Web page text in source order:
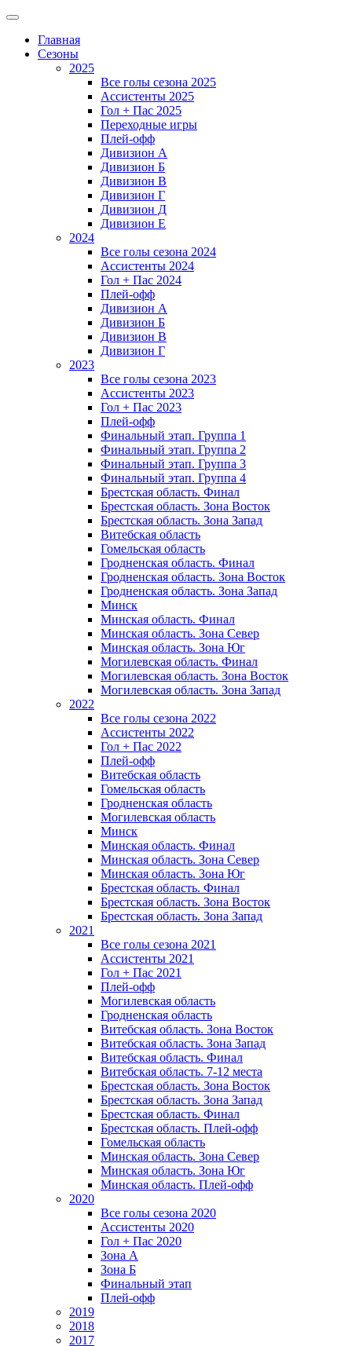
Главная
Сезоны
2025
Все голы сезона 2025
Ассистенты 2025
Гол + Пас 2025
Переходные игры
Плей-офф
Дивизион A
Дивизион Б
Дивизион В
Дивизион Г
Дивизион Д
Дивизион Е
2024
Все голы сезона 2024
Ассистенты 2024
Гол + Пас 2024
Плей-офф
Дивизион A
Дивизион Б
Дивизион В
Дивизион Г
2023
Все голы сезона 2023
Ассистенты 2023
Гол + Пас 2023
Плей-офф
Финальный этап. Группа 1
Финальный этап. Группа 2
Финальный этап. Группа 3
Финальный этап. Группа 4
Брестская область. Финал
Брестская область. Зона Восток
Брестская область. Зона Запад
Витебская область
Гомельская область
Гродненская область. Финал
Гродненская область. Зона Восток
Гродненская область. Зона Запад
Минск
Минская область. Финал
Минская область. Зона Север
Минская область. Зона Юг
Могилевская область. Финал
Могилевская область. Зона Восток
Могилевская область. Зона Запад
2022
Все голы сезона 2022
Ассистенты 2022
Гол + Пас 2022
Плей-офф
Витебская область
Гомельская область
Гродненская область
Могилевская область
Минск
Mинская область. Финал
Минская область. Зона Север
Минская область. Зона Юг
Брестская область. Финал
Брестская область. Зона Восток
Брестская область. Зона Запад
2021
Все голы сезона 2021
Ассистенты 2021
Гол + Пас 2021
Плей-офф
Могилевская область
Гродненская область
Витебская область. Зона Восток
Витебская область. Зона Запад
Витебская область. Финал
Витебская область. 7-12 места
Брестская область. Зона Восток
Брестская область. Зона Запад
Брестская область. Финал
Брестская область. Плей-офф
Гомельская область
Минская область. Зона Север
Минская область. Зона Юг
Минская область. Плей-офф
2020
Все голы сезона 2020
Ассистенты 2020
Гол + Пас 2020
Зона А
Зона Б
Финальный этап
Плей-офф
2019
2018
2017